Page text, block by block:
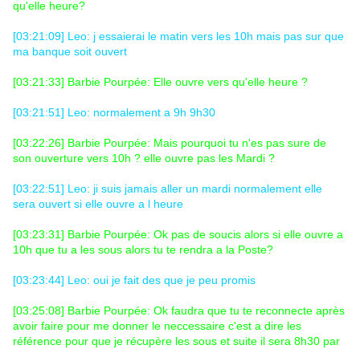
qu'elle heure?
[03:21:09] Leo: j essaierai le matin vers les 10h mais pas sur que
ma banque soit ouvert
[03:21:33] Barbie Pourpée: Elle ouvre vers qu'elle heure ?
[03:21:51] Leo: normalement a 9h 9h30
[03:22:26] Barbie Pourpée: Mais pourquoi tu n'es pas sure de
son ouverture vers 10h ? elle ouvre pas les Mardi ?
[03:22:51] Leo: ji suis jamais aller un mardi normalement elle
sera ouvert si elle ouvre a l heure
[03:23:31] Barbie Pourpée: Ok pas de soucis alors si elle ouvre a
10h que tu a les sous alors tu te rendra a la Poste?
[03:23:44] Leo: oui je fait des que je peu promis
[03:25:08] Barbie Pourpée: Ok faudra que tu te reconnecte après
avoir faire pour me donner le neccessaire c'est a dire les
référence pour que je récupère les sous et suite il sera 8h30 par